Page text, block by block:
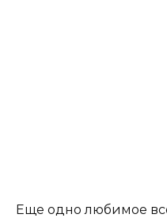
Еще одно любимое